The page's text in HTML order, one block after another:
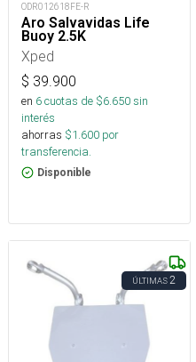
ODR012618FE-R
Aro Salvavidas Life
Buoy 2.5K
Xped
$ 39.900
en 6cuotas de $6.650sin
interés
ahorras $1.600 por
transferencia.
Disponible
ÚLTIMAS2